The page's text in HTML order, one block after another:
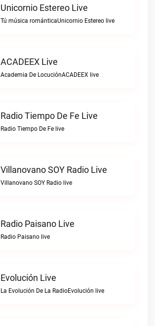
Unicornio Estereo Live
Tú música románticaUnicornio Estereo live
ACADEEX Live
Academia De LocuciónACADEEX live
Radio Tiempo De Fe Live
Radio Tiempo De Fe live
Villanovano SOY Radio Live
Villanovano SOY Radio live
Radio Paisano Live
Radio Paisano live
Evolución Live
La Evolución De La RadioEvolución live